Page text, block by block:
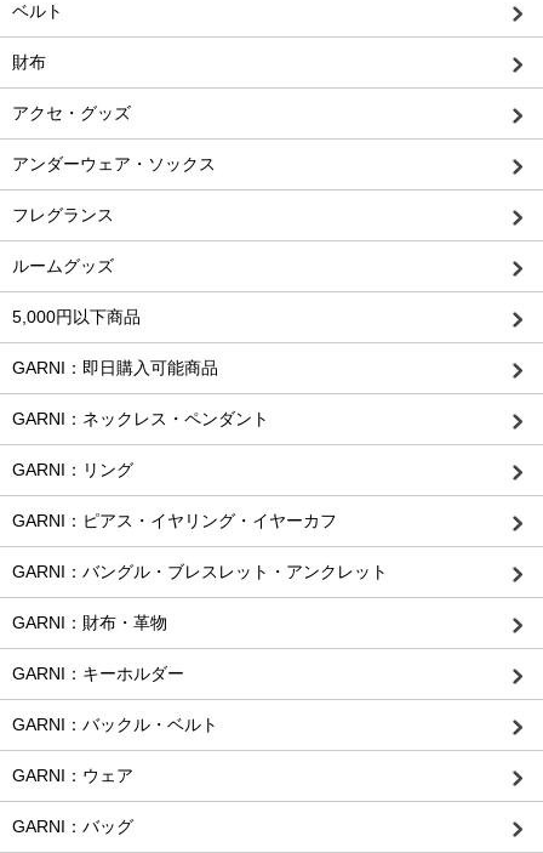
ベルト
財布
アクセ・グッズ
アンダーウェア・ソックス
フレグランス
ルームグッズ
5,000円以下商品
GARNI：即日購入可能商品
GARNI：ネックレス・ペンダント
GARNI：リング
GARNI：ピアス・イヤリング・イヤーカフ
GARNI：バングル・ブレスレット・アンクレット
GARNI：財布・革物
GARNI：キーホルダー
GARNI：バックル・ベルト
GARNI：ウェア
GARNI：バッグ